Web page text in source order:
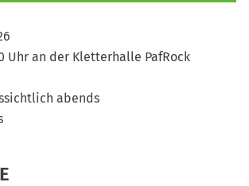
Uhr an der Kletterhalle PafRock
abends